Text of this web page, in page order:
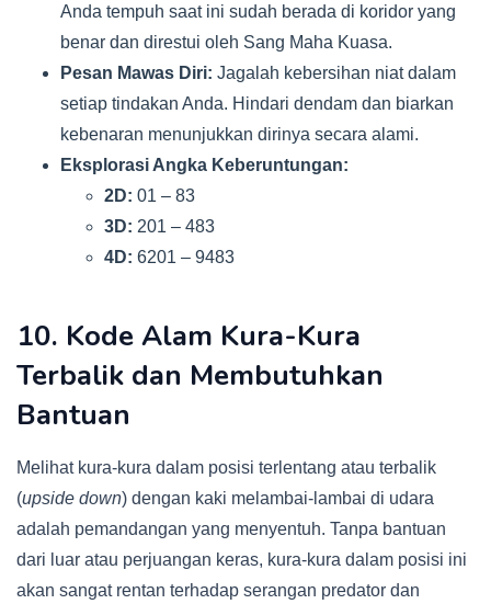
Anda tempuh saat ini sudah berada di koridor yang
benar dan direstui oleh Sang Maha Kuasa.
Pesan Mawas Diri: Jagalah kebersihan niat dalam
setiap tindakan Anda. Hindari dendam dan biarkan
kebenaran menunjukkan dirinya secara alami.
Eksplorasi Angka Keberuntungan:
2D: 01 – 83
3D: 201 – 483
4D: 6201 – 9483
10. Kode Alam Kura-Kura
Terbalik dan Membutuhkan
Bantuan
Melihat kura-kura dalam posisi terlentang atau terbalik
(upside down) dengan kaki melambai-lambai di udara
adalah pemandangan yang menyentuh. Tanpa bantuan
dari luar atau perjuangan keras, kura-kura dalam posisi ini
akan sangat rentan terhadap serangan predator dan